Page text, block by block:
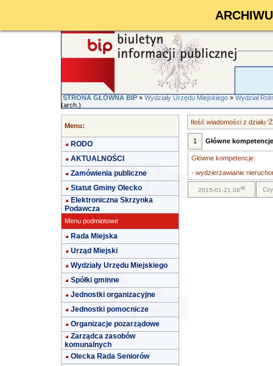
STRONA GŁÓWNA BIP»Wydziały Urzędu Miejskiego»Wydział
(arch.)
Menu:
RODO
AKTUALNOŚCI
Zamówienia publiczne
Statut Gminy Olecko
Elektroniczna Skrzynka
Podawcza
Menu podmiotowe
Rada Miejska
Urząd Miejski
Wydziały Urzędu Miejskiego
Spółki gminne
Jednostki organizacyjne
Jednostki pomocnicze
Organizacje pozarządowe
Zarządca zasobów
komunalnych
Olecka Rada Seniorów
Ilość wiadomości z działu
1 Główne kompetencje
Główne kompetencje:
- wydzierżawianie
2015-01-21 0848